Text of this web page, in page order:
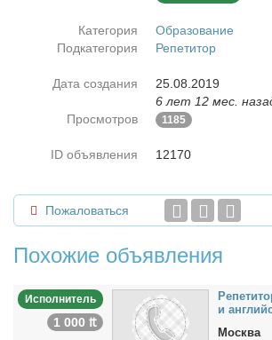
Категория
Образование
Подкатегория
Репетитор
Дата создания
25.08.2019
6 лет 12 мес.
Просмотров
1185
ID объявления 12170
Пожаловаться
Похожие объявления
Исполнитель
1 000 ₶
и
Москва